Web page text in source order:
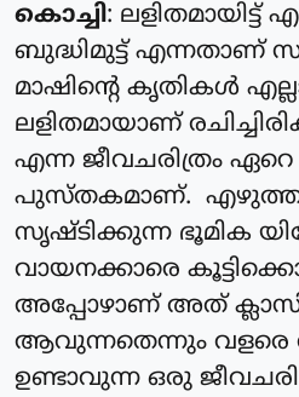
കൊച്ചി:
ബുദ്ധിമുട്ട് എന്നതാണ്
മാഷിന്റെ കൃതികൾ
ലളിതമായാണ്
എന്ന ജീവചരിത്രം
പുസ്തകമാണ്.
സൃഷ്ടിക്കുന്ന ഭൂമിക
വായനക്കാരെ
അപ്പോഴാണ് അത്
ആവുന്നതെന്നും
ഉണ്ടാവുന്ന ഒരു